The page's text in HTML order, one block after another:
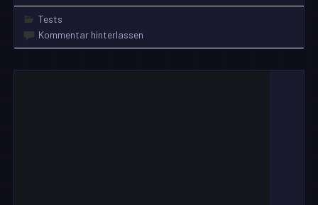
Tests
Kommentar hinterlassen